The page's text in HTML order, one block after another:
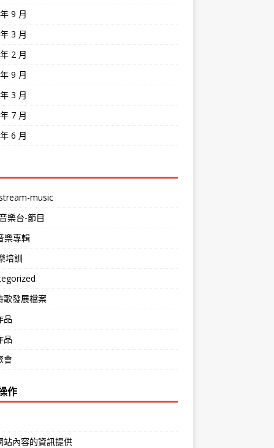
9 月
3 月
2 月
9 月
3 月
7 月
6 月
music
樂台-節目
樂專輯
培訓
歌發展檔案
品
品
會
作
站內容的資訊提供